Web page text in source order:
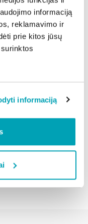
informaciją
reklamavimo ir
prie kitos jūsų
informaciją
neprasideda
kur kas
taip, kad joje
ir žmogui.
idealiai,